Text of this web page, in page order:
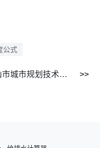
公式
中山市城市规划技术标准与准则（2016版）.pdf